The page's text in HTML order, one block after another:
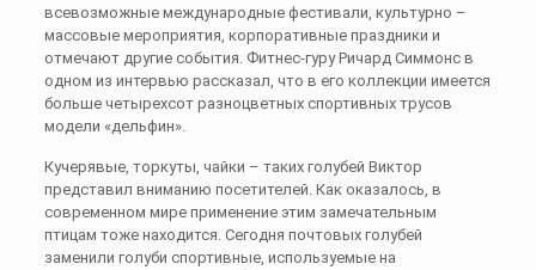
всевозможные международные фестивали, культурно –
массовые мероприятия, корпоративные праздники и
отмечают другие события. Фитнес-гуру Ричард Симмонс в
одном из интервью рассказал, что в его коллекции имеется
больше четырехсот разноцветных спортивных трусов
модели «дельфин».
Кучерявые, торкуты, чайки – таких голубей Виктор
представил вниманию посетителей. Как оказалось, в
современном мире применение этим замечательным
птицам тоже находится. Сегодня почтовых голубей
заменили голуби спортивные, используемые на